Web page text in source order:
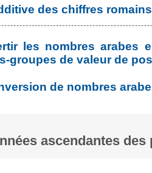
des chiffres romains
les nombres arabes
groupes de valeur de
de nombres
ascendantes